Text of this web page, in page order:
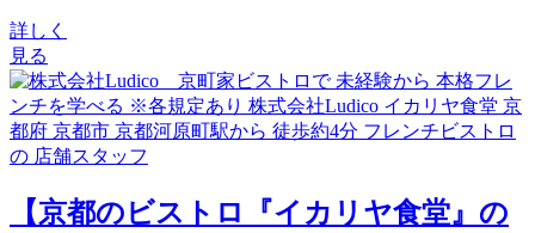
詳しく
見る
【京都のビストロ『イカリヤ食堂』の